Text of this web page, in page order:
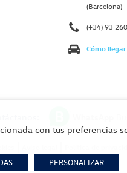
(Barcelona)
(+34) 93
Cómo llegar
con tus preferencias
PERSONALIZAR